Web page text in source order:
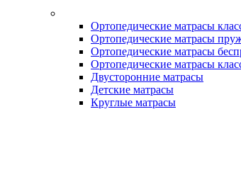
Ортопедические матрасы
Ортопедические матрасы
Ортопедические матрасы
Ортопедические матрасы
Двусторонние матрасы
Детские матрасы
Круглые матрасы